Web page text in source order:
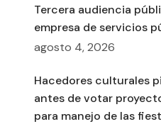
Tercera audiencia
empresa de servicios
agosto 4, 2026
Hacedores culturales
antes de votar
para manejo de las